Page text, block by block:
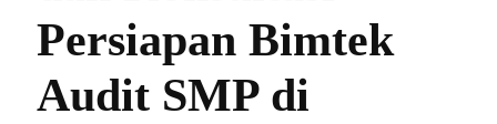
Persiapan Bimtek
Audit SMP di